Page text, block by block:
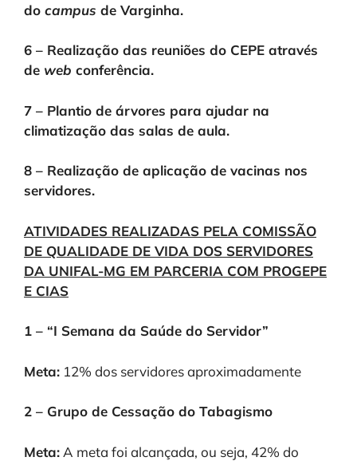
do campus de Varginha.
6 – Realização das reuniões do CEPE através
de web conferência.
7 – Plantio de árvores para ajudar na
climatização das salas de aula.
8 – Realização de aplicação de vacinas nos
servidores.
ATIVIDADES REALIZADAS PELA COMISSÃO
DE QUALIDADE DE VIDA DOS SERVIDORES
DA UNIFAL-MG EM PARCERIA COM PROGEPE
E CIAS
1 – “I Semana da Saúde do Servidor”
Meta: 12% dos servidores aproximadamente
2 – Grupo de Cessação do Tabagismo
Meta: A meta foi alcançada, ou seja, 42% do